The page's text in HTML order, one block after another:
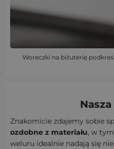
Woreczki na biżuterię
Znakomicie zdajemy sobie
ozdobne z materiału, w
weluru idealnie nadają się